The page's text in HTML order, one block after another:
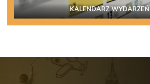
KALENDARZ WYDARZEŃ